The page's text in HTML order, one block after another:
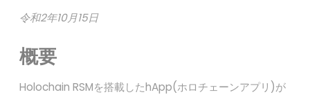
令和2年10月15日
概要
Holochain RSMを搭載したhApp(ホロチェーンアプリ)が